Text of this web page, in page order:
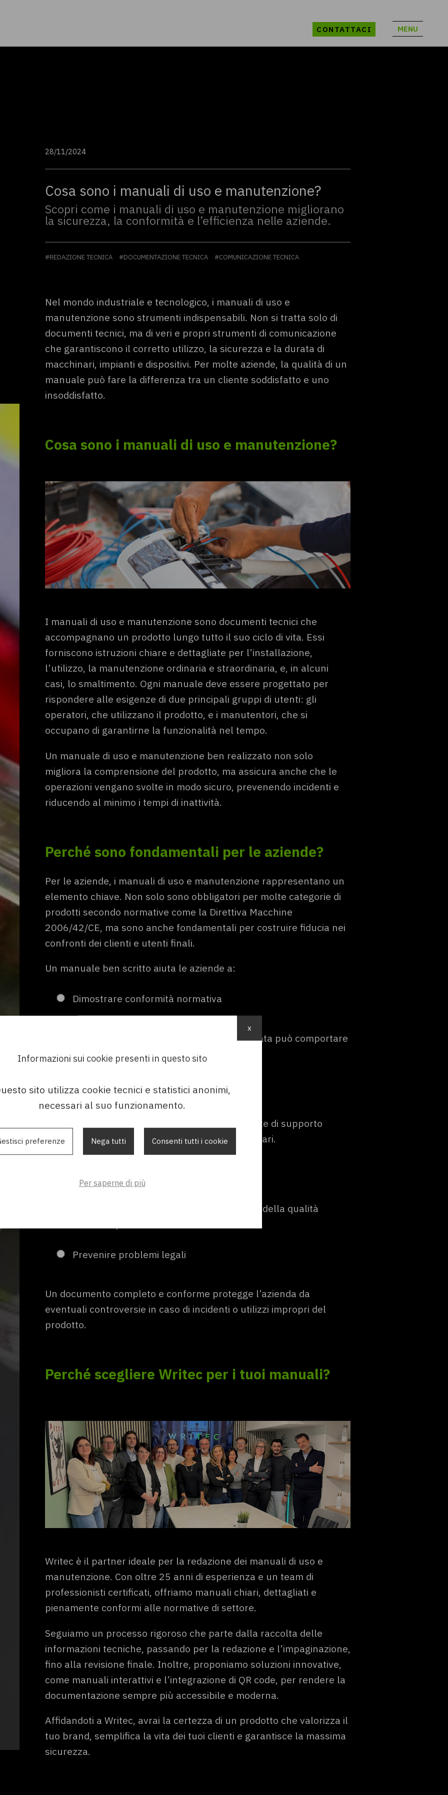
CONTATTACI MENU
28/11/2024
Cosa sono i manuali di uso e manutenzione?
Scopri come i manuali di uso e manutenzione migliorano
la sicurezza, la conformità e l’efficienza nelle aziende.
#REDAZIONE TECNICA #DOCUMENTAZIONE TECNICA #COMUNICAZIONE TECNICA
Nel mondo industriale e tecnologico, i manuali di uso e
manutenzione sono strumenti indispensabili. Non si tratta solo di
documenti tecnici, ma di veri e propri strumenti di comunicazione
che garantiscono il corretto utilizzo, la sicurezza e la durata di
macchinari, impianti e dispositivi. Per molte aziende, la qualità di un
manuale può fare la differenza tra un cliente soddisfatto e uno
insoddisfatto.
Cosa sono i manuali di uso e manutenzione?
I manuali di uso e manutenzione sono documenti tecnici che
accompagnano un prodotto lungo tutto il suo ciclo di vita. Essi
forniscono istruzioni chiare e dettagliate per l’installazione,
l’utilizzo, la manutenzione ordinaria e straordinaria, e, in alcuni
casi, lo smaltimento. Ogni manuale deve essere progettato per
rispondere alle esigenze di due principali gruppi di utenti: gli
operatori, che utilizzano il prodotto, e i manutentori, che si
occupano di garantirne la funzionalità nel tempo.
Un manuale di uso e manutenzione ben realizzato non solo
migliora la comprensione del prodotto, ma assicura anche che le
operazioni vengano svolte in modo sicuro, prevenendo incidenti e
riducendo al minimo i tempi di inattività.
Perché sono fondamentali per le aziende?
Per le aziende, i manuali di uso e manutenzione rappresentano un
elemento chiave. Non solo sono obbligatori per molte categorie di
prodotti secondo normative come la Direttiva Macchine
2006/42/CE, ma sono anche fondamentali per costruire fiducia nei
confronti dei clienti e utenti finali.
Un manuale ben scritto aiuta le aziende a:
Dimostrare conformità normativa
La mancanza di documentazione tecnica adeguata può comportare
sanzioni o il ritiro dei prodotti dal mercato
Ridurre i costi di assistenza
Fornendo istruzioni chiare, si riducono le richieste di supporto
tecnico e gli interventi di riparazione non necessari.
Manuali professionali aumentano la percezione della qualità
Prevenire problemi legali
Un documento completo e conforme protegge l’azienda da
eventuali controversie in caso di incidenti o utilizzi impropri del
prodotto.
Perché scegliere Writec per i tuoi manuali?
Writec è il partner ideale per la redazione dei manuali di uso e
manutenzione. Con oltre 25 anni di esperienza e un team di
professionisti certificati, offriamo manuali chiari, dettagliati e
pienamente conformi alle normative di settore.
Seguiamo un processo rigoroso che parte dalla raccolta delle
informazioni tecniche, passando per la redazione e l’impaginazione,
fino alla revisione finale. Inoltre, proponiamo soluzioni innovative,
come manuali interattivi e l’integrazione di QR code, per rendere la
documentazione sempre più accessibile e moderna.
Affidandoti a Writec, avrai la certezza di un prodotto che valorizza il
tuo brand, semplifica la vita dei tuoi clienti e garantisce la massima
sicurezza.
Informazioni sui cookie presenti in questo sito
sito utilizza cookie tecnici e statistici anonimi,
necessari al suo funzionamento.
preferenze Nega tutti Consenti tutti i cookie
Per saperne di più
x